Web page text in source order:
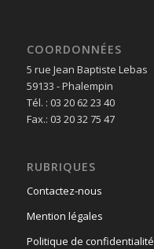
COORDONNÉES
5 rue Jean Baptiste Lebas
59133 - Phalempin
Tél. : 03 20 62 23 40
Fax.: 03 20 32 75 47
RUBRIQUES
Contactez-nous
Mention légales
Politique de confidentialité